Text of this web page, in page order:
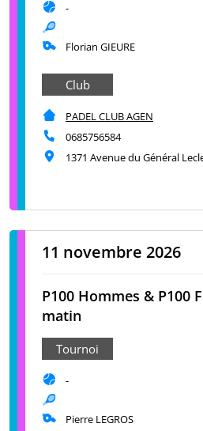
-
Florian GIEURE
Club
PADEL CLUB AGEN
0685756584
1371 Avenue du Général
11 novembre 2026
P100 Hommes & P100
matin
Tournoi
-
Pierre LEGROS